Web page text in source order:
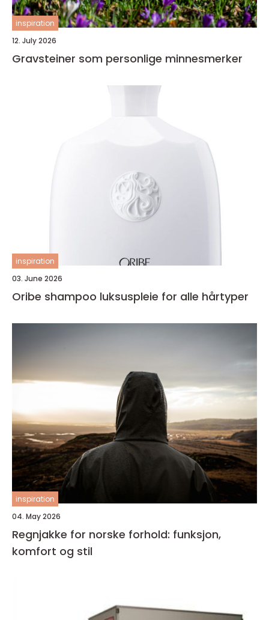
inspiration
12. July 2026
Gravsteiner som personlige minnesmerker
inspiration
03. June 2026
Oribe shampoo luksuspleie for alle hårtyper
inspiration
04. May 2026
Regnjakke for norske forhold: funksjon,
komfort og stil